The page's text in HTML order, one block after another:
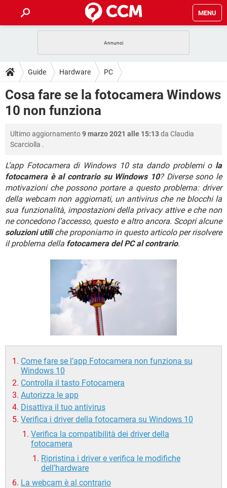
MENU
INTRATTENIMENTO ANDROID
iOS WINDOWS 10
INSTAGRAM
HARDWARE
GUIDE
COVID-19
INTRATTENIMENTO ANDROID
INSTAGRAM WHATSAPP
HARDWARE
DOWNLOAD
COVID-19
iOS
INSTAGRAM WHATSAPP
TIKTOK FACEBOOK
HARDWARE
FORUM
COVID-19 GAMING
iOS WINDOWS 10
INSTAGRAM WHATSAPP
TIKTOK FACEBOOK
HARDWARE
GLOSSARIO
COVID-19 GAMING
INTRATTENIMENTO ANDROID
iOS WINDOWS 10
INSTAGRAM WHATSAPP
TIKTOK FACEBOOK
HARDWARE
Guide Hardware PC
Cosa fare se la fotocamera Windows
10 non funziona
Ultimo aggiornamento9 marzo 2021 alle 15:13da Claudia
Scarciolla .
L’app Fotocamera di Windows 10 sta dando problemi o la
fotocamera è al contrario su Windows 10? Diverse sono le
motivazioni che possono portare a questo problema: driver
della webcam non aggiornati, un antivirus che ne blocchi la
sua funzionalità, impostazioni della privacy attive e che non
ne concedono l’accesso, questo e altro ancora. Scopri alcune
soluzioni utiliche proponiamo in questo articolo per risolvere
il problema della fotocamera del PC al contrario.
Come fare se l’app Fotocamera non funziona su
Windows 10
Controlla il tasto Fotocamera
Autorizza le app
Disattiva il tuo antivirus
Verifica i driver della fotocamera su Windows 10
Verifica la compatibilità dei driver della
fotocamera
Ripristina i driver e verifica le modifiche
dell’hardware
La webcam è al contrario